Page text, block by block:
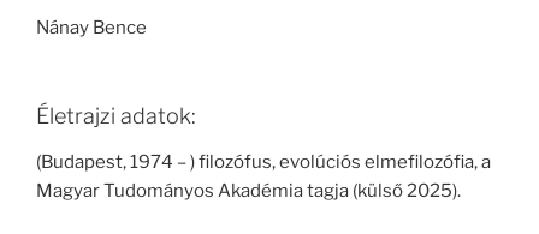
Nánay Bence
Életrajzi adatok:
(Budapest, 1974 – ) filozófus, evolúciós elmefilozófia, a
Magyar Tudományos Akadémia tagja (külső 2025).